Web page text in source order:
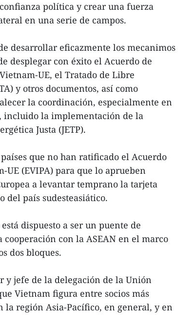
política y crear una fuerza
en una serie de campos.
desarrollar eficazmente los mecanimos
desplegar con éxito el Acuerdo de
UE, el Tratado de Libre
y otros documentos, así como
la coordinación, especialmente en
incluido la implementación de la
Justa (JETP).
que no han ratificado el Acuerdo
(EVIPA) para que lo aprueben
a levantar temprano la tarjeta
del país sudesteasiático.
dispuesto a ser un puente de
con la ASEAN en el marco
dos bloques.
y jefe de la delegación de la Unión
Vietnam figura entre socios más
región Asia-Pacífico, en general, y en